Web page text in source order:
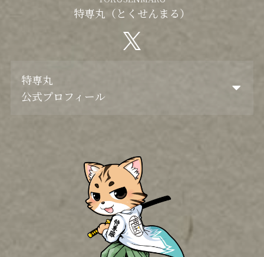
特専丸（とくせんまる）
特専丸
公式プロフィール